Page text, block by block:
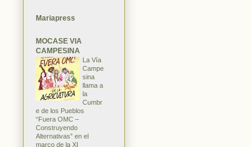
Mariapress
MOCASE VIA
CAMPESINA
La Vía
Campe
sina
llama a
la
Cumbr
e de los Pueblos
“Fuera OMC –
Construyendo
Alternativas” en el
marco de la XI